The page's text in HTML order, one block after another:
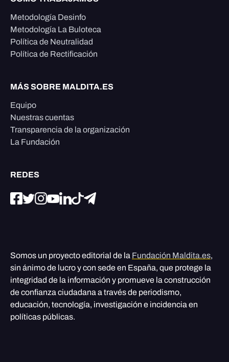
Metodología Desinfo
Metodología La Buloteca
Política de Neutralidad
Política de Rectificación
MÁS SOBRE MALDITA.ES
Equipo
Nuestras cuentas
Transparencia de la organización
La Fundación
REDES
Somos un proyecto editorial de la Fundación Maldita.es,
sin ánimo de lucro y con sede en España, que protege la
integridad de la información y promueve la construcción
de confianza ciudadana a través de periodismo,
educación, tecnología, investigación e incidencia en
políticas públicas.